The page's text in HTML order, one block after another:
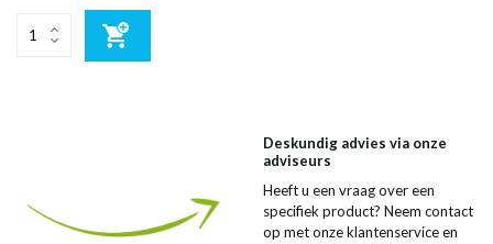
Deskundig advies via onze
adviseurs
Heeft u een vraag over een
specifiek product? Neem contact
op met onze klantenservice en